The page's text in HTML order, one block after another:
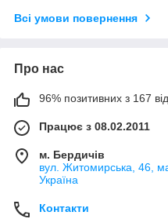
Всі умови повернення
Про нас
96% позитивних з 167
Працює з 08.02.2011
м. Бердичів
вул. Житомирська, 46,
Україна
Контакти